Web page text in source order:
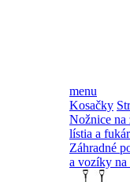
menu
Kosačky
Nožnice
lístia a
Záhradné
a vozíky na